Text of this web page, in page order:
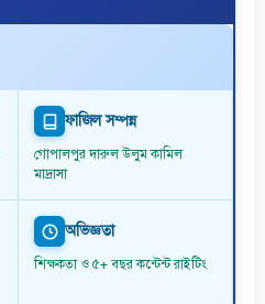
ফাজিল সম্পন্ন
গোপালপুর দারুল উলুম কামিল
মাদ্রাসা
অভিজ্ঞতা
শিক্ষকতা ও ৫+ বছর কন্টেন্ট রাইটিং